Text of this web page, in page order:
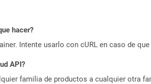
hacer?
Intente usarlo con cURL en caso de
API?
familia de productos a cualquier otra